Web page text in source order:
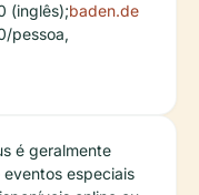
(inglês);
pessoa,
baden.de
é geralmente
especiais